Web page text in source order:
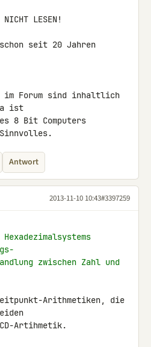
LESEN!
seit 20 Jahren
im Forum sind inhaltlich
ist
8 Bit Computers
Antwort
2013-11-10 10:43#3397259
zwischen Zahl und
Arithmetiken, die
Artihmetik.